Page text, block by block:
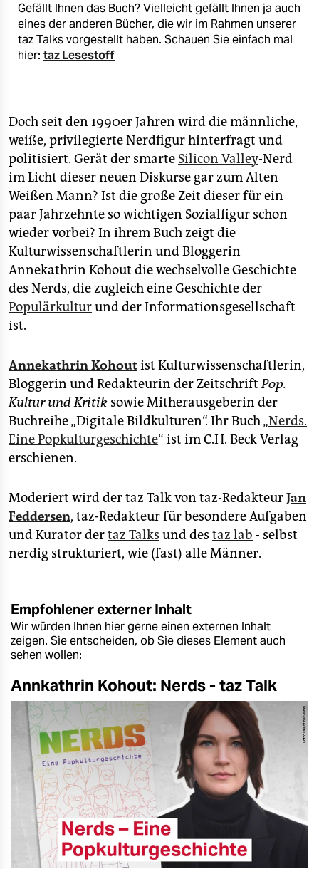
Gefällt Ihnen das Buch? Vielleicht gefällt Ihnen ja auch
eines der anderen Bücher, die wir im Rahmen unserer
taz Talks vorgestellt haben. Schauen Sie einfach mal
hier: taz Lesestoff
Doch seit den 1990er Jahren wird die männliche,
weiße, privilegierte Nerdfigur hinterfragt und
politisiert. Gerät der smarte Silicon Valley-Nerd
im Licht dieser neuen Diskurse gar zum Alten
Weißen Mann? Ist die große Zeit dieser für ein
paar Jahrzehnte so wichtigen Sozialfigur schon
wieder vorbei? In ihrem Buch zeigt die
Kulturwissenschaftlerin und Bloggerin
Annekathrin Kohout die wechselvolle Geschichte
des Nerds, die zugleich eine Geschichte der
Populärkulturund der Informationsgesellschaft
ist.
Annekathrin Kohoutist Kulturwissenschaftlerin,
Bloggerin und Redakteurin der ZeitschriftPop.
Kultur und Kritik sowie Mitherausgeberin der
Buchreihe „Digitale Bildkulturen“. Ihr Buch „Nerds.
Eine Popkulturgeschichte“ ist im C.H. Beck Verlag
erschienen.
Moderiert wird der taz Talk von taz-RedakteurJan
Feddersen, taz-Redakteur für besondere Aufgaben
und Kurator dertaz Talks und des taz lab - selbst
nerdig strukturiert, wie (fast) alle Männer.
Empfohlener externer Inhalt
Wir würden Ihnen hier gerne einen externen Inhalt
zeigen. Sie entscheiden, ob Sie dieses Element auch
sehen wollen:
Annkathrin Kohout: Nerds - taz Talk